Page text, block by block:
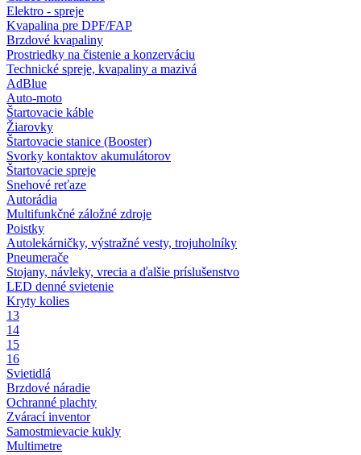
Elektro - spreje
Kvapalina pre DPF/FAP
Brzdové kvapaliny
Prostriedky na čistenie a konzerváciu
Technické spreje, kvapaliny a mazivá
AdBlue
Auto-moto
Štartovacie káble
Žiarovky
Štartovacie stanice (Booster)
Svorky kontaktov akumulátorov
Štartovacie spreje
Snehové reťaze
Autorádia
Multifunkčné záložné zdroje
Poistky
Autolekárničky, výstražné vesty, trojuholníky
Pneumerače
Stojany, návleky, vrecia a ďalšie príslušenstvo
LED denné svietenie
Kryty kolies
13
14
15
16
Svietidlá
Brzdové náradie
Ochranné plachty
Zvárací inventor
Samostmievacie kukly
Multimetre